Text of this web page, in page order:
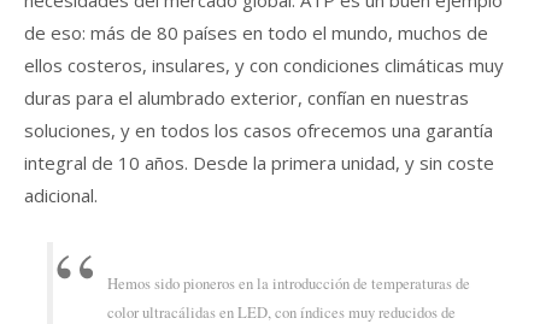
de eso: más de 80 países en todo el mundo, muchos de
ellos costeros, insulares, y con condiciones climáticas muy
duras para el alumbrado exterior, confían en nuestras
soluciones, y en todos los casos ofrecemos una garantía
integral de 10 años. Desde la primera unidad, y sin coste
adicional.
Hemos sido pioneros en la introducción de temperaturas de
color ultracálidas en LED, con índices muy reducidos de